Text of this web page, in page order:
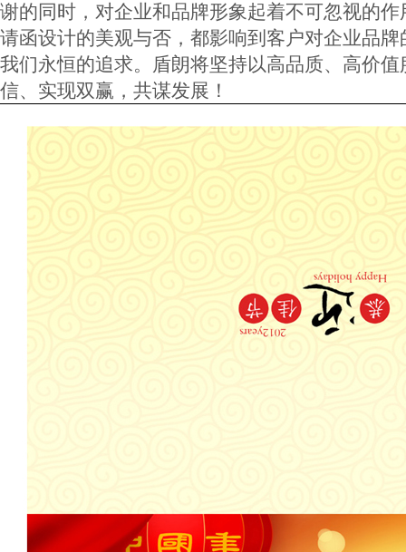
谢的同时，对企业和品牌形象起着不可忽视的
请函设计的美观与否，都影响到客户对企业品
我们永恒的追求。盾朗将坚持以高品质、高价
信、实现双赢，共谋发展！